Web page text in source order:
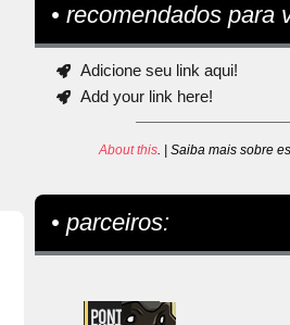
• recomendados para
Adicione seu link aqui!
Add your link here!
About this. | Saiba mais sobre
• parceiros: